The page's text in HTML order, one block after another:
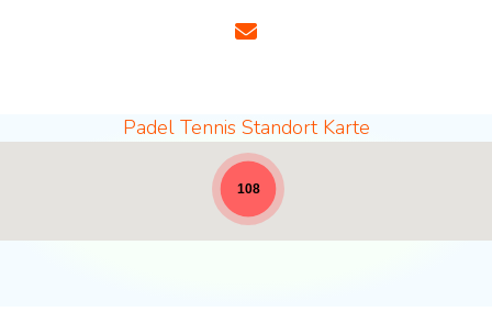
Padel Tennis Standort Karte
Padel Standorte - volle Breite für News [19]
108